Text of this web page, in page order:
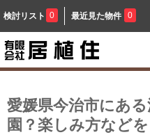
検討リスト 0 最近見た物件 0
愛媛県今治市にあ
園？楽しみ方など